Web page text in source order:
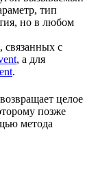
тип
но в любом
связанных с
, а для
.
целое
позже
метода